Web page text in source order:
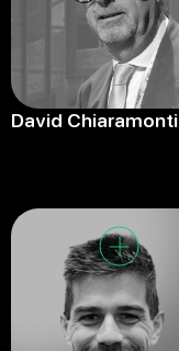
David Chiaramonti